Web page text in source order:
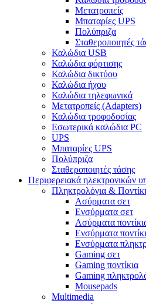
Μετατροπείς
Μπαταρίες UPS
Πολύπριζα
Σταθεροποιητές
Καλώδια USB
Καλώδια φόρτισης
Καλώδια δικτύου
Καλώδια ήχου
Καλώδια τηλεφωνικά
Μετατροπείς (Adapters)
Καλώδια τροφοδοσίας
Εσωτερικά καλώδια PC
UPS
Μπαταρίες UPS
Πολύπριζα
Σταθεροποιητές τάσης
Περιφερειακά ηλεκτρονικών
Πληκτρολόγια &
Ασύρματα σετ
Ενσύρματα σετ
Ασύρματα
Ενσύρματα
Ενσύρματα
Gaming σετ
Gaming ποντίκια
Gaming
Mousepads
Multimedia